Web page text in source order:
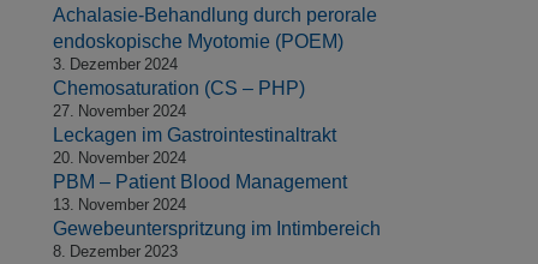
Achalasie-Behandlung durch perorale
endoskopische Myotomie (POEM)
3. Dezember 2024
Chemosaturation (CS – PHP)
27. November 2024
Leckagen im Gastrointestinaltrakt
20. November 2024
PBM – Patient Blood Management
13. November 2024
Gewebeunterspritzung im Intimbereich
8. Dezember 2023